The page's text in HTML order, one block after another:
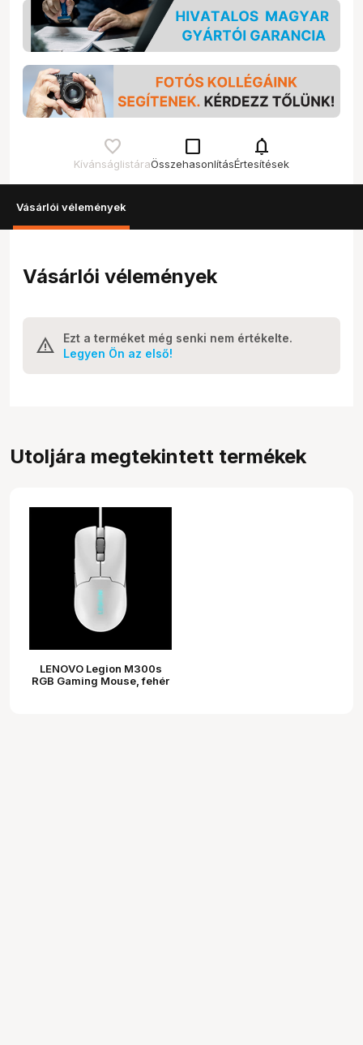
Kívánságlistára
check_box_outline_blank
Összehasonlítás
notifications
Értesítések
Vásárlói vélemények
Vásárlói vélemények
Ezt a terméket még senki nem értékelte.
Legyen Ön az első!
Utoljára megtekintett termékek
LENOVO Legion M300s
RGB Gaming Mouse, fehér